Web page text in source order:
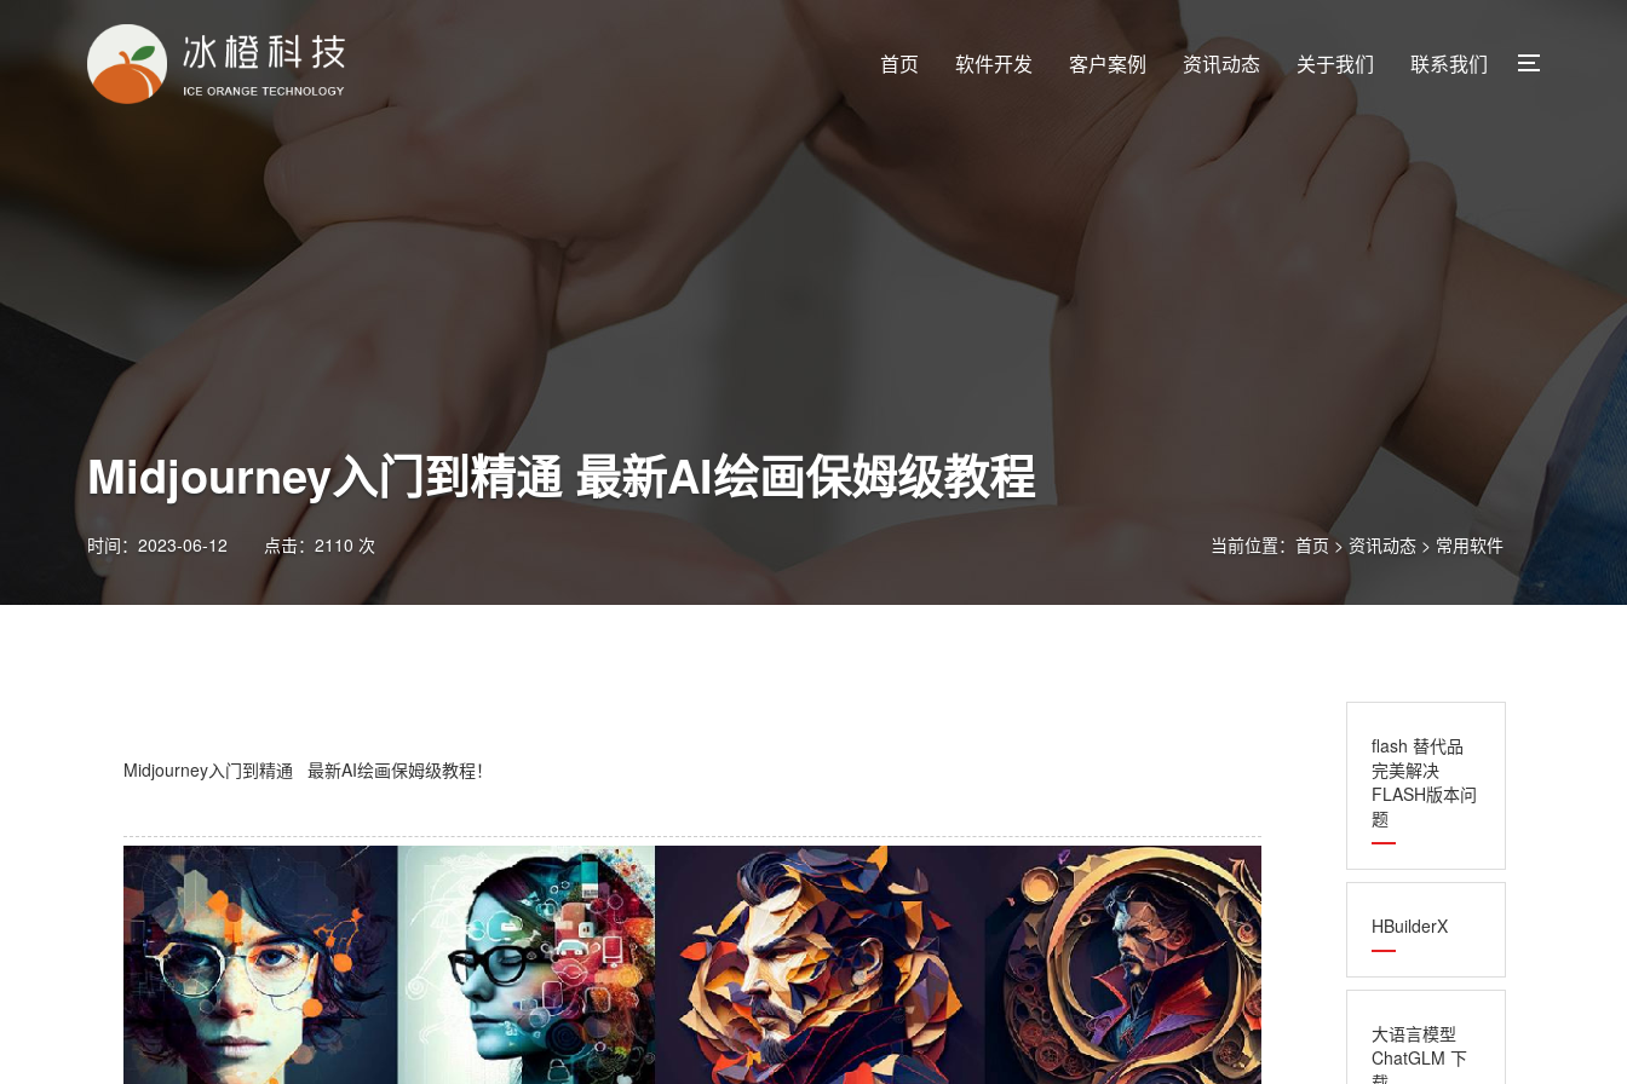
首页 软件开发 客户案例 资讯动态 关于我们 联系我们
Midjourney入门到精通 最新AI绘画保姆级教程
时间：2023-06-12 当前位置： 首页 > 资讯动态 > 常用软件
点击：2110 次
flash 替代品
完美解决
FLASH版本问
题
HBuilderX
大语言模型
ChatGLM 下
Midjourney入门到精通 最新AI绘画保姆级教程！
上一篇：AI绘图 Stable Diffusion 下载
下一篇：flash 替代品 完美解决FLASH版本问题